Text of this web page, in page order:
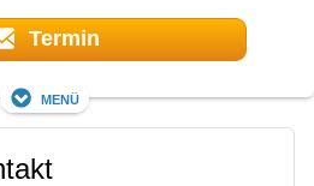
Termin
Menü